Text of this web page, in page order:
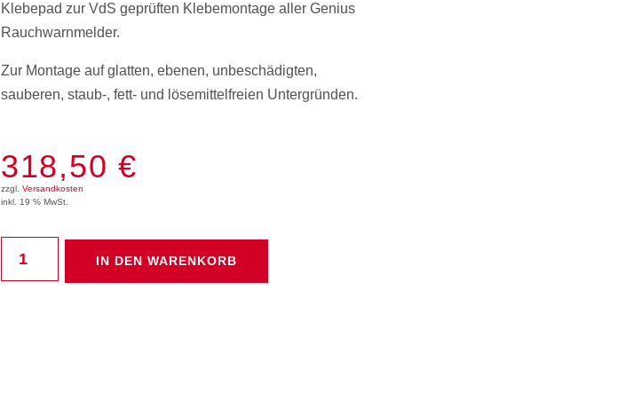
Klebepad zur VdS geprüften Klebemontage aller Genius
Rauchwarnmelder.
Zur Montage auf glatten, ebenen, unbeschädigten,
sauberen, staub-, fett- und lösemittelfreien Untergründen.
318,50 €
zzgl. Versandkosten
inkl. 19 % MwSt.
IN DEN WARENKORB